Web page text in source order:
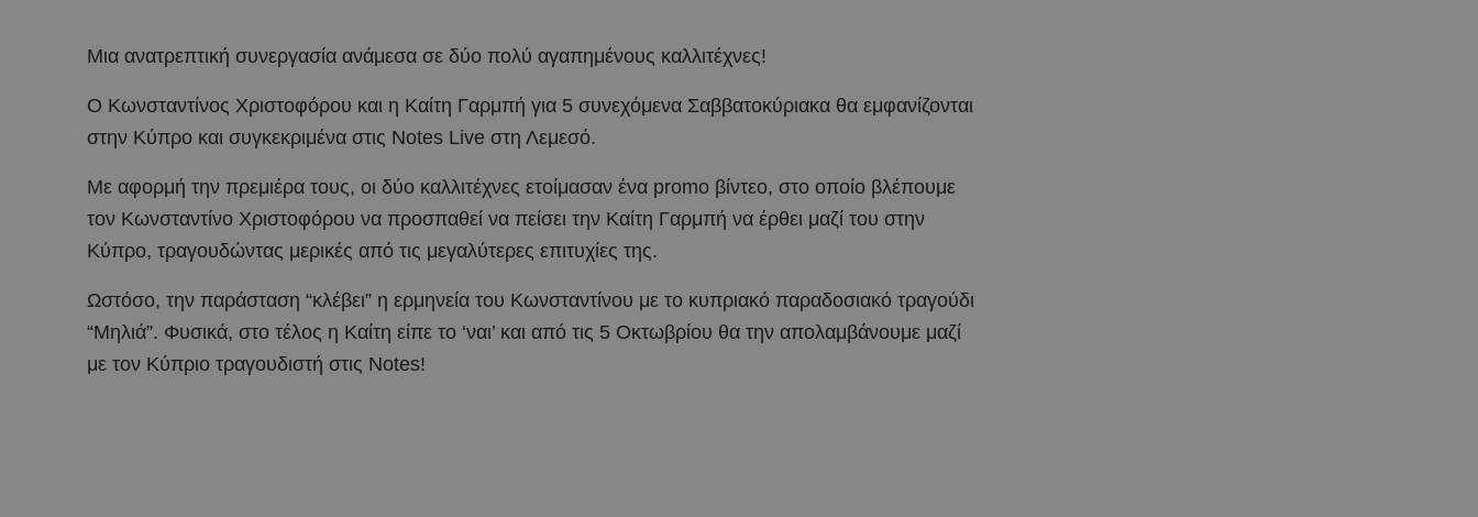
Μια ανατρεπτική συνεργασία ανάμεσα σε δύο πολύ αγαπημένους καλλιτέχνες!
Ο Κωνσταντίνος Χριστοφόρου και η Καίτη Γαρμπή για 5 συνεχόμενα Σαββατοκύριακα θα εμφανίζονται
στην Κύπρο και συγκεκριμένα στις Notes Live στη Λεμεσό.
Με αφορμή την πρεμιέρα τους, οι δύο καλλιτέχνες ετοίμασαν ένα promo βίντεο, στο οποίο βλέπουμε
τον Κωνσταντίνο Χριστοφόρου να προσπαθεί να πείσει την Καίτη Γαρμπή να έρθει μαζί του στην
Κύπρο, τραγουδώντας μερικές από τις μεγαλύτερες επιτυχίες της.
Ωστόσο, την παράσταση “κλέβει” η ερμηνεία του Κωνσταντίνου με το κυπριακό παραδοσιακό τραγούδι
“Μηλιά”. Φυσικά, στο τέλος η Καίτη είπε το ‘ναι’ και από τις 5 Οκτωβρίου θα την απολαμβάνουμε μαζί
με τον Κύπριο τραγουδιστή στις Notes!